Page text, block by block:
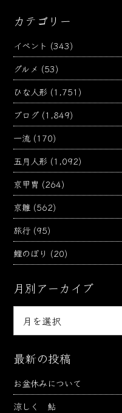
カテゴリー
イベント (343)
グルメ (53)
ひな人形 (1,751)
ブログ (1,849)
一流 (170)
五月人形 (1,092)
京甲冑 (264)
京雛 (562)
旅行 (95)
鯉のぼり (20)
月別アーカイブ
ー
イ
ブ
最新の投稿
お盆休みについて
涼しく 鮎